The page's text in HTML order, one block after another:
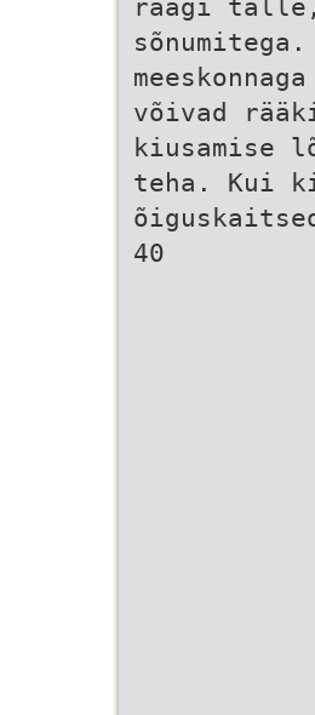
räägi talle,
võivad
kiusamise
teha. Kui
40